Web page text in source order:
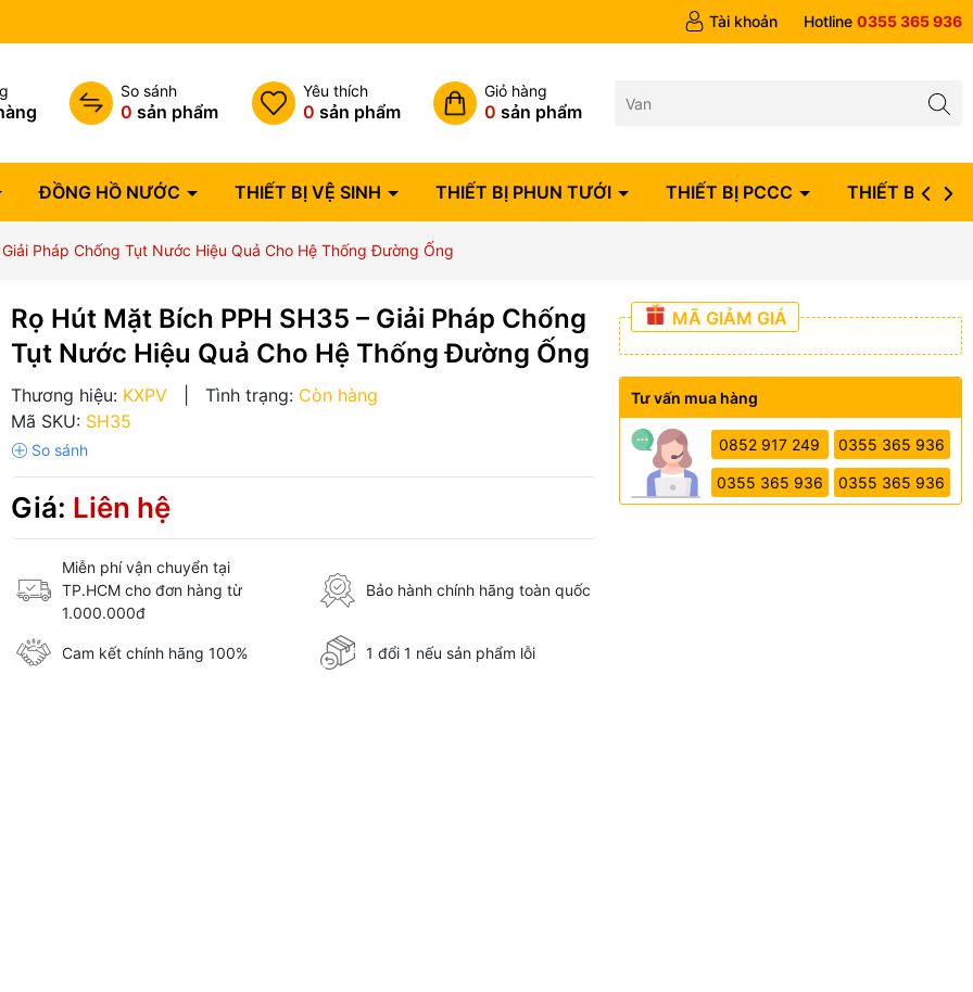
Tài khoản Hotline 0355 365 936
So sánh
0 sản phẩm
Yêu thích
0 sản phẩm
Giỏ hàng
0 sản phẩm
ĐỒNG HỒ NƯỚC THIẾT BỊ VỆ SINH THIẾT BỊ PHUN TƯỚI THIẾT BỊ PCCC THIẾT BỊ ĐIỆN
Pháp Chống Tụt Nước Hiệu Quả Cho Hệ Thống Đường Ống
Rọ Hút Mặt Bích PPH SH35 – Giải Pháp Chống
Tụt Nước Hiệu Quả Cho Hệ Thống Đường Ống
Thương hiệu: KXPV Tình trạng: Còn hàng
Mã SKU: SH35
Giá: Liên hệ
Miễn phí vận chuyển tại
TP.HCM cho đơn hàng từ
1.000.000đ
Bảo hành chính hãng toàn quốc
Cam kết chính hãng 100% 1 đổi 1 nếu sản phẩm lỗi
MÃ GIẢM GIÁ
Tư vấn mua hàng
0852 917 249 0355 365 936
0355 365 936 0355 365 936